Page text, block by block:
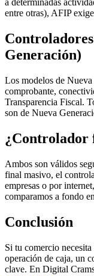
a determinadas
entre otras), AFIP
Generación)
Los modelos de
comprobante,
Transparencia Fiscal.
son de Nueva
¿Controlador
Ambos son válidos
final masivo, el
empresas o por
comparamos a fondo en
Conclusión
Si tu comercio
operación de caja, un
clave. En Digital